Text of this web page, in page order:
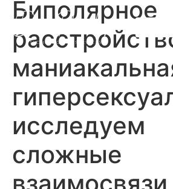
Биполярное
исследуем
сложные